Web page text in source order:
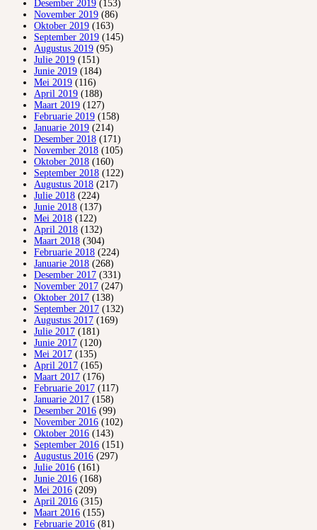
Desember 2019 (153)
November 2019 (86)
Oktober 2019 (163)
September 2019 (145)
Augustus 2019 (95)
Julie 2019 (151)
Junie 2019 (184)
Mei 2019 (116)
April 2019 (188)
Maart 2019 (127)
Februarie 2019 (158)
Januarie 2019 (214)
Desember 2018 (171)
November 2018 (105)
Oktober 2018 (160)
September 2018 (122)
Augustus 2018 (217)
Julie 2018 (224)
Junie 2018 (137)
Mei 2018 (122)
April 2018 (132)
Maart 2018 (304)
Februarie 2018 (224)
Januarie 2018 (268)
Desember 2017 (331)
November 2017 (247)
Oktober 2017 (138)
September 2017 (132)
Augustus 2017 (169)
Julie 2017 (181)
Junie 2017 (120)
Mei 2017 (135)
April 2017 (165)
Maart 2017 (176)
Februarie 2017 (117)
Januarie 2017 (158)
Desember 2016 (99)
November 2016 (102)
Oktober 2016 (143)
September 2016 (151)
Augustus 2016 (297)
Julie 2016 (161)
Junie 2016 (168)
Mei 2016 (209)
April 2016 (315)
Maart 2016 (155)
Februarie 2016 (81)